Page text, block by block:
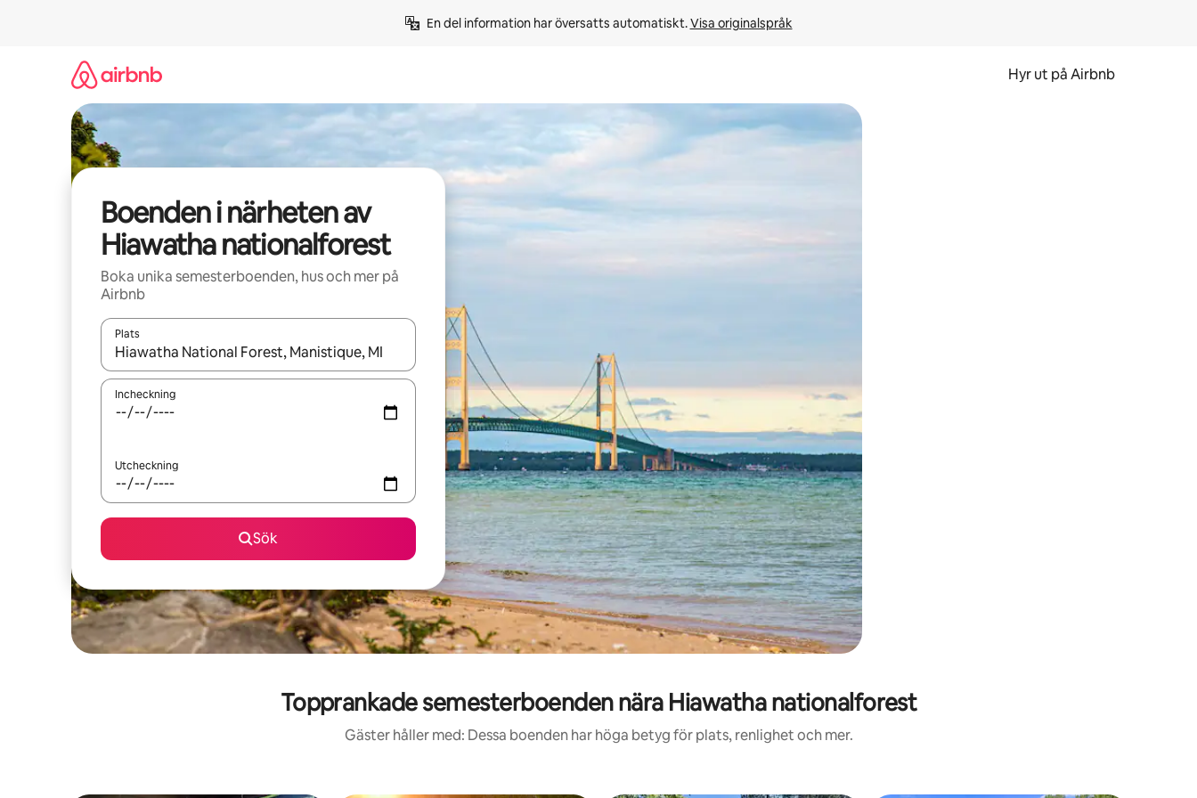
En del information har översatts automatiskt. Visa originalspråk
Hyr ut på Airbnb
Boenden i närheten av
Hiawatha nationalforest
Boka unika semesterboenden, hus och mer på
Airbnb
Plats
När resultaten är tillgängliga kan du navigera med upp- och nedåtpilarna eller utforska genom att trycka eller svepa.
Incheckning
Utcheckning
Sök
Topprankade semesterboenden nära Hiawatha nationalforest
Gäster håller med: Dessa boenden har höga betyg för plats, renlighet och mer.